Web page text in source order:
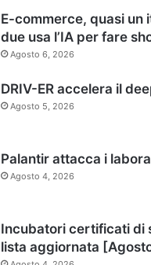
E-commerce, quasi un
due usa l’IA per fare
Agosto 6, 2026
DRIV-ER accelera il
Agosto 5, 2026
Palantir attacca i
Agosto 4, 2026
Incubatori certificati di
lista aggiornata